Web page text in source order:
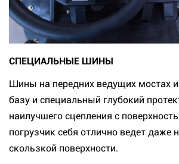
СПЕЦИАЛЬНЫЕ ШИНЫ
Шины на передних ведущих мостах
базу и специальный глубокий
наилучшего сцепления с
погрузчик себя отлично ведет даже
скользкой поверхности.